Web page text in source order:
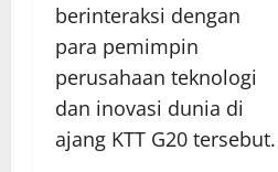
berinteraksi dengan
para pemimpin
perusahaan teknologi
dan inovasi dunia di
ajang KTT G20 tersebut.